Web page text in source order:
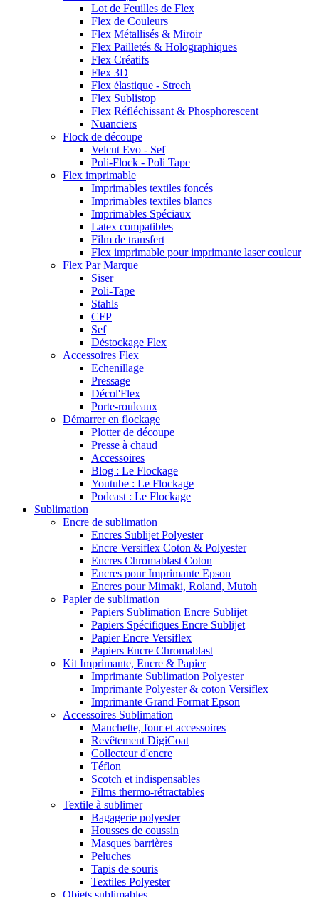
Lot de Feuilles de Flex
Flex de Couleurs
Flex Métallisés & Miroir
Flex Pailletés & Holographiques
Flex Créatifs
Flex 3D
Flex élastique - Strech
Flex Sublistop
Flex Réfléchissant & Phosphorescent
Nuanciers
Flock de découpe
Velcut Evo - Sef
Poli-Flock - Poli Tape
Flex imprimable
Imprimables textiles foncés
Imprimables textiles blancs
Imprimables Spéciaux
Latex compatibles
Film de transfert
Flex imprimable pour imprimante laser couleur
Flex Par Marque
Siser
Poli-Tape
Stahls
CFP
Sef
Déstockage Flex
Accessoires Flex
Echenillage
Pressage
Décol'Flex
Porte-rouleaux
Démarrer en flockage
Plotter de découpe
Presse à chaud
Accessoires
Blog : Le Flockage
Youtube : Le Flockage
Podcast : Le Flockage
Sublimation
Encre de sublimation
Encres Sublijet Polyester
Encre Versiflex Coton & Polyester
Encres Chromablast Coton
Encres pour Imprimante Epson
Encres pour Mimaki, Roland, Mutoh
Papier de sublimation
Papiers Sublimation Encre Sublijet
Papiers Spécifiques Encre Sublijet
Papier Encre Versiflex
Papiers Encre Chromablast
Kit Imprimante, Encre & Papier
Imprimante Sublimation Polyester
Imprimante Polyester & coton Versiflex
Imprimante Grand Format Epson
Accessoires Sublimation
Manchette, four et accessoires
Revêtement DigiCoat
Collecteur d'encre
Téflon
Scotch et indispensables
Films thermo-rétractables
Textile à sublimer
Bagagerie polyester
Housses de coussin
Masques barrières
Peluches
Tapis de souris
Textiles Polyester